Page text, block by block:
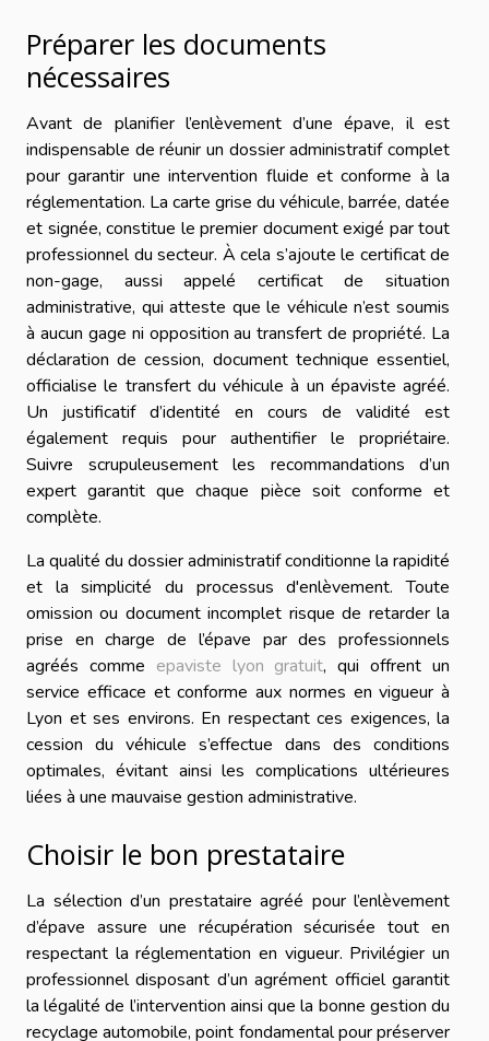
Préparer les documents
nécessaires
Avant de planifier l’enlèvement d’une épave, il est
indispensable de réunir un dossier administratif complet
pour garantir une intervention fluide et conforme à la
réglementation. La carte grise du véhicule, barrée, datée
et signée, constitue le premier document exigé par tout
professionnel du secteur. À cela s’ajoute le certificat de
non-gage, aussi appelé certificat de situation
administrative, qui atteste que le véhicule n’est soumis
à aucun gage ni opposition au transfert de propriété. La
déclaration de cession, document technique essentiel,
officialise le transfert du véhicule à un épaviste agréé.
Un justificatif d’identité en cours de validité est
également requis pour authentifier le propriétaire.
Suivre scrupuleusement les recommandations d’un
expert garantit que chaque pièce soit conforme et
complète.
La qualité du dossier administratif conditionne la rapidité
et la simplicité du processus d'enlèvement. Toute
omission ou document incomplet risque de retarder la
prise en charge de l’épave par des professionnels
agréés comme epaviste lyon gratuit, qui offrent un
service efficace et conforme aux normes en vigueur à
Lyon et ses environs. En respectant ces exigences, la
cession du véhicule s’effectue dans des conditions
optimales, évitant ainsi les complications ultérieures
liées à une mauvaise gestion administrative.
Choisir le bon prestataire
La sélection d’un prestataire agréé pour l’enlèvement
d’épave assure une récupération sécurisée tout en
respectant la réglementation en vigueur. Privilégier un
professionnel disposant d’un agrément officiel garantit
la légalité de l’intervention ainsi que la bonne gestion du
recyclage automobile, point fondamental pour préserver